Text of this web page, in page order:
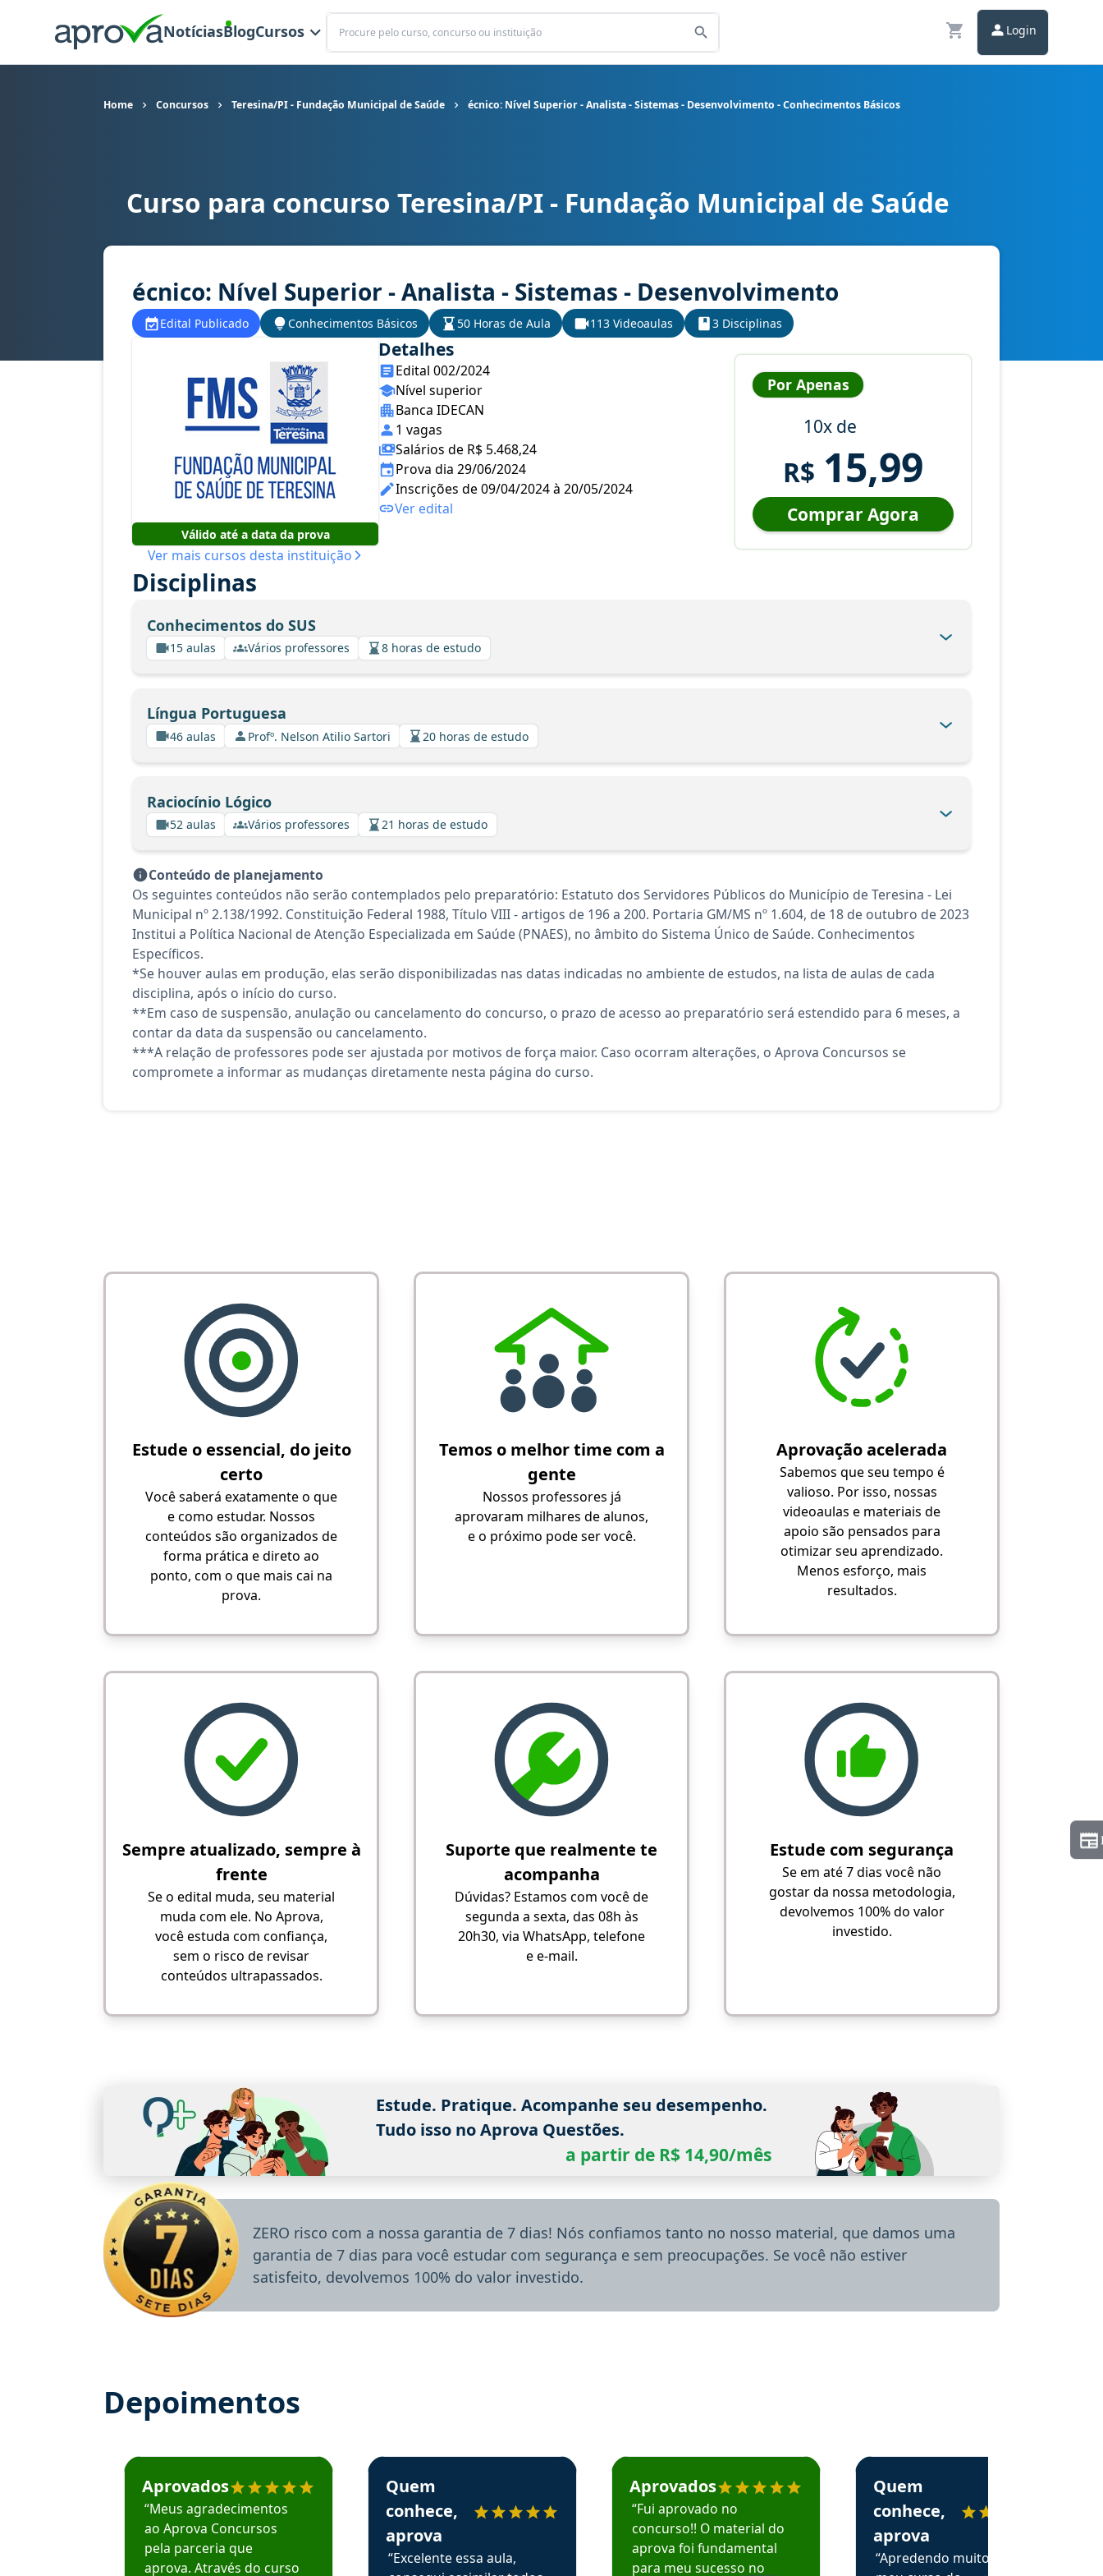
NotíciasBlogCursos
Buscar
Login
Home Concursos Teresina/PI - Fundação Municipal de Saúde écnico: Nível Superior - Analista - Sistemas - Desenvolvimento - Conhecimentos Básicos
Curso para concurso FMS - Teresina/PI - Fundação Municipal de Saúde cargo écnico: Nível Superior - Analista - Sistemas - Desenvolvimento - Conhecimentos Básicos
Curso para concurso Teresina/PI - Fundação Municipal de Saúde
écnico: Nível Superior - Analista - Sistemas - Desenvolvimento
Edital Publicado Conhecimentos Básicos 50 Horas de Aula 113 Videoaulas 3 Disciplinas
Válido até a data da prova
Ver mais cursos desta instituição
Detalhes
Edital 002/2024
Nível superior
Banca IDECAN
1 vagas
Salários de R$ 5.468,24
Prova dia 29/06/2024
Inscrições de 09/04/2024 à 20/05/2024
Ver edital
Por Apenas
10x de
R$ 15,99
Comprar Agora
Disciplinas
Conhecimentos do SUS
15 aulas Vários professores 8 horas de estudo
Língua Portuguesa
46 aulas Profº. Nelson Atilio Sartori 20 horas de estudo
Raciocínio Lógico
52 aulas Vários professores 21 horas de estudo
Conteúdo de planejamento
Os seguintes conteúdos não serão contemplados pelo preparatório: Estatuto dos Servidores Públicos do Município de Teresina - Lei
Municipal nº 2.138/1992. Constituição Federal 1988, Título VIII - artigos de 196 a 200. Portaria GM/MS nº 1.604, de 18 de outubro de 2023
Institui a Política Nacional de Atenção Especializada em Saúde (PNAES), no âmbito do Sistema Único de Saúde. Conhecimentos
Específicos.
*Se houver aulas em produção, elas serão disponibilizadas nas datas indicadas no ambiente de estudos, na lista de aulas de cada
disciplina, após o início do curso.
**Em caso de suspensão, anulação ou cancelamento do concurso, o prazo de acesso ao preparatório será estendido para 6 meses, a
contar da data da suspensão ou cancelamento.
***A relação de professores pode ser ajustada por motivos de força maior. Caso ocorram alterações, o Aprova Concursos se
compromete a informar as mudanças diretamente nesta página do curso.
Estude o essencial, do jeito
certo
Você saberá exatamente o que
e como estudar. Nossos
conteúdos são organizados de
forma prática e direto ao
ponto, com o que mais cai na
prova.
Temos o melhor time com a
gente
Nossos professores já
aprovaram milhares de alunos,
e o próximo pode ser você.
Aprovação acelerada
Sabemos que seu tempo é
valioso. Por isso, nossas
videoaulas e materiais de
apoio são pensados para
otimizar seu aprendizado.
Menos esforço, mais
resultados.
Sempre atualizado, sempre à
frente
Se o edital muda, seu material
muda com ele. No Aprova,
você estuda com confiança,
sem o risco de revisar
conteúdos ultrapassados.
Suporte que realmente te
acompanha
Dúvidas? Estamos com você de
segunda a sexta, das 08h às
20h30, via WhatsApp, telefone
e e-mail.
Estude com segurança
Se em até 7 dias você não
gostar da nossa metodologia,
devolvemos 100% do valor
investido.
Estude. Pratique. Acompanhe seu desempenho.
Tudo isso no Aprova Questões.
a partir de R$ 14,90/mês
ZERO risco com a nossa garantia de 7 dias! Nós confiamos tanto no nosso material, que damos uma
garantia de 7 dias para você estudar com segurança e sem preocupações. Se você não estiver
satisfeito, devolvemos 100% do valor investido.
Depoimentos
Estudante José recomenda o Aprova Concursos em depoimento
Aprovados
“Meus agradecimentos
ao Aprova Concursos
pela parceria que
aprova. Através do curso
Estudante Sergio recomenda o Aprova Concursos em depoimento
Quem
conhece,
aprova
“Excelente essa aula,
Estudante Mário recomenda o Aprova Concursos em depoimento
Aprovados
“Fui aprovado no
concurso!! O material do
aprova foi fundamental
para meu sucesso no
Estudante Alessandra recomenda o Aprova
Quem
conhece,
aprova
“Apredendo muito no